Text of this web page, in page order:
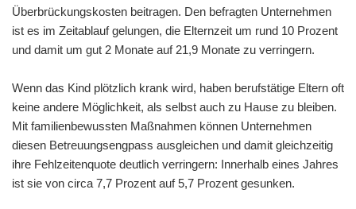
Überbrückungskosten beitragen. Den befragten Unternehmen
ist es im Zeitablauf gelungen, die Elternzeit um rund 10 Prozent
und damit um gut 2 Monate auf 21,9 Monate zu verringern.
Wenn das Kind plötzlich krank wird, haben berufstätige Eltern oft
keine andere Möglichkeit, als selbst auch zu Hause zu bleiben.
Mit familienbewussten Maßnahmen können Unternehmen
diesen Betreuungsengpass ausgleichen und damit gleichzeitig
ihre Fehlzeitenquote deutlich verringern: Innerhalb eines Jahres
ist sie von circa 7,7 Prozent auf 5,7 Prozent gesunken.